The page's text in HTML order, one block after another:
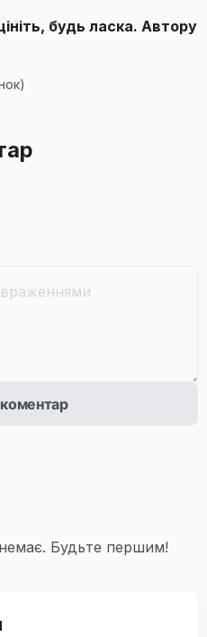
будь ласка. Автору
)
Будьте першим!